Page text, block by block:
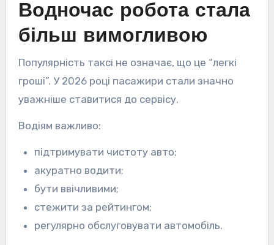
Водночас робота стала
більш вимогливою
Популярність таксі не означає, що це “легкі
гроші”. У 2026 році пасажири стали значно
уважніше ставитися до сервісу.
Водіям важливо:
підтримувати чистоту авто;
акуратно водити;
бути ввічливими;
стежити за рейтингом;
регулярно обслуговувати автомобіль.